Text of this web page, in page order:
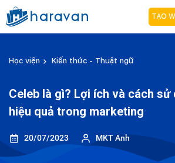
TẠO
Học viện Kiến thức - Thuật ngữ
Celeb là gì? Lợi ích và cách sử
hiệu quả trong marketing
20/07/2023 MKT Anh